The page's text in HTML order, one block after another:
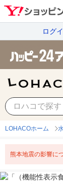
ログ
LOHACOホーム
熊本地震の影響に